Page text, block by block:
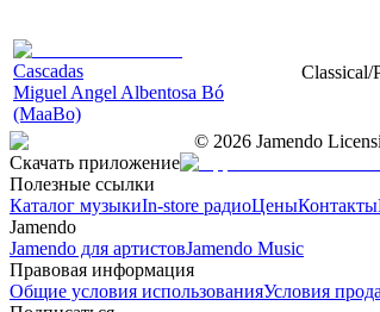
Cascadas
Miguel Angel Albentosa Bó
(MaaBo)
Classical/
© 2026 Jamendo
Скачать приложение
Полезные ссылки
Каталог музыкиIn-store радиоЦеныКонтакты
Jamendo
Jamendo для артистовJamendo Music
Правовая информация
Общие условия использованияУсловия